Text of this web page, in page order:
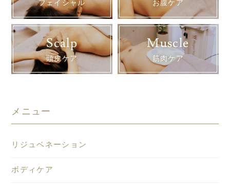
フェイシャル お腹ケア
Scalp
頭皮ケア
Muscle
筋肉ケア
メニュー
リジュベネーション
ボディケア